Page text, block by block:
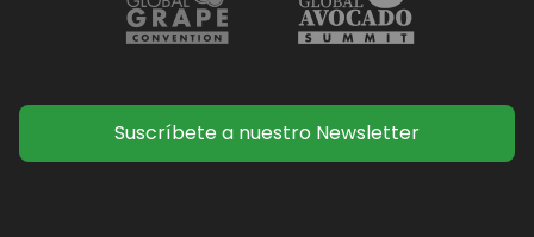
Suscríbete a nuestro Newsletter